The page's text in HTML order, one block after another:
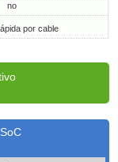
no
por cable